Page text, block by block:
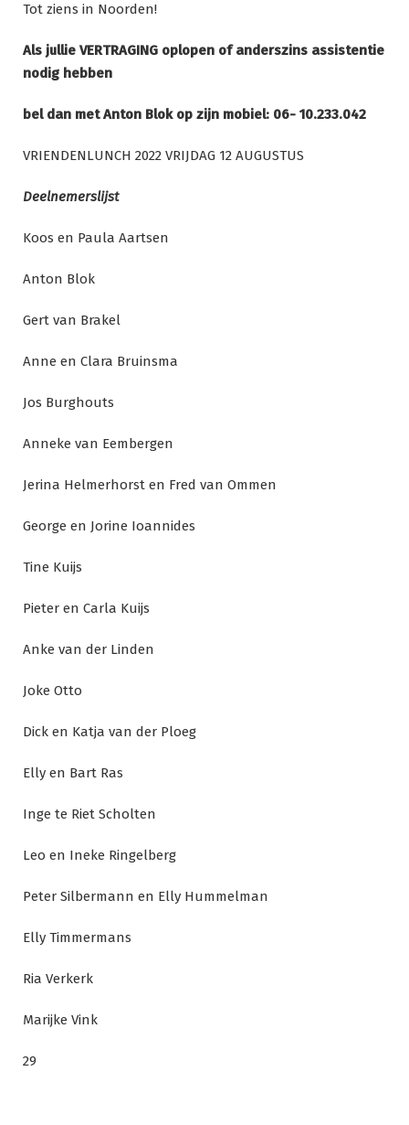
Tot ziens in Noorden!
Als jullie VERTRAGING oplopen of anderszins assistentie
nodig hebben
bel dan met Anton Blok op zijn mobiel: 06- 10.233.042
VRIENDENLUNCH 2022 VRIJDAG 12 AUGUSTUS
Deelnemerslijst
Koos en Paula Aartsen
Anton Blok
Gert van Brakel
Anne en Clara Bruinsma
Jos Burghouts
Anneke van Eembergen
Jerina Helmerhorst en Fred van Ommen
George en Jorine Ioannides
Tine Kuijs
Pieter en Carla Kuijs
Anke van der Linden
Joke Otto
Dick en Katja van der Ploeg
Elly en Bart Ras
Inge te Riet Scholten
Leo en Ineke Ringelberg
Peter Silbermann en Elly Hummelman
Elly Timmermans
Ria Verkerk
Marijke Vink
29